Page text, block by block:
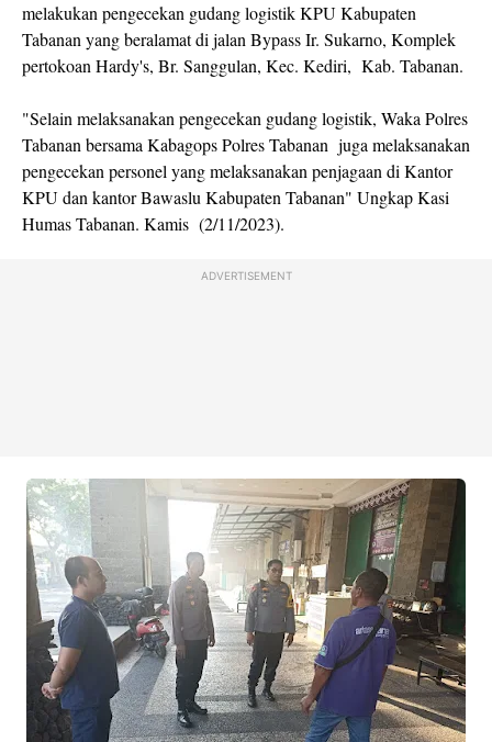
melakukan pengecekan gudang logistik KPU Kabupaten
Tabanan yang beralamat di jalan Bypass Ir. Sukarno, Komplek
pertokoan Hardy's, Br. Sanggulan, Kec. Kediri, Kab. Tabanan.
"Selain melaksanakan pengecekan gudang logistik, Waka Polres
Tabanan bersama Kabagops Polres Tabanan juga melaksanakan
pengecekan personel yang melaksanakan penjagaan di Kantor
KPU dan kantor Bawaslu Kabupaten Tabanan" Ungkap Kasi
Humas Tabanan. Kamis (2/11/2023).
ADVERTISEMENT